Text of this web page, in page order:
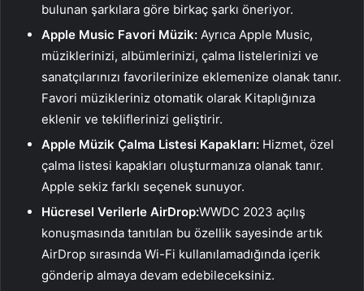
bulunan şarkılara göre birkaç şarkı öneriyor.
Apple Music Favori Müzik: Ayrıca Apple Music,
müziklerinizi, albümlerinizi, çalma listelerinizi ve
sanatçılarınızı favorilerinize eklemenize olanak tanır.
Favori müzikleriniz otomatik olarak Kitaplığınıza
eklenir ve tekliflerinizi geliştirir.
Apple Müzik Çalma Listesi Kapakları: Hizmet, özel
çalma listesi kapakları oluşturmanıza olanak tanır.
Apple sekiz farklı seçenek sunuyor.
Hücresel Verilerle AirDrop:WWDC 2023 açılış
konuşmasında tanıtılan bu özellik sayesinde artık
AirDrop sırasında Wi-Fi kullanılamadığında içerik
gönderip almaya devam edebileceksiniz.